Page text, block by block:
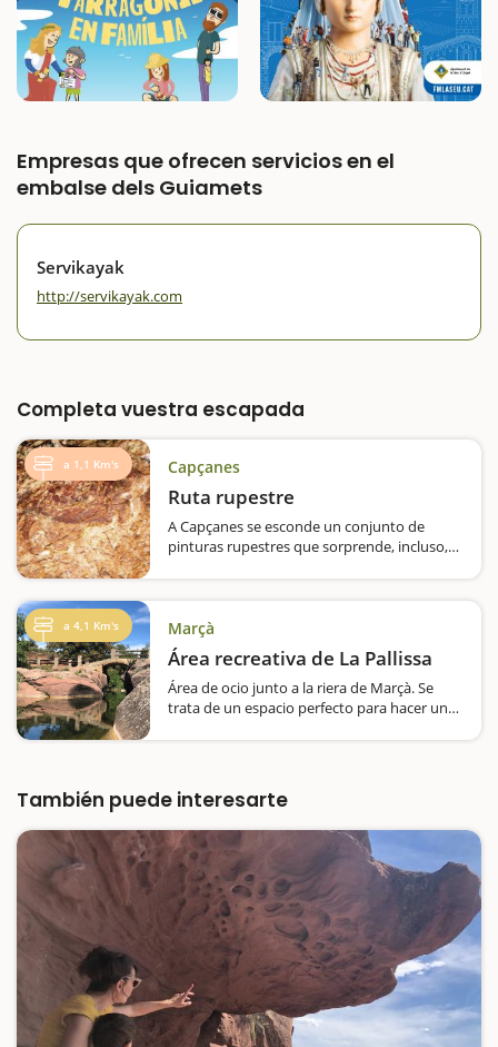
Empresas que ofrecen servicios en el
embalse dels Guiamets
Servikayak
http://servikayak.com
Completa vuestra escapada
a 1,1 Km's Capçanes
Ruta rupestre
A Capçanes se esconde un conjunto de
pinturas rupestres que sorprende, incluso,
las visitas guiadas, de unas dos horas media
de duración, que se organizan…
a 4,1 Km's Marçà
Área recreativa de La Pallissa
Área de ocio junto a la riera de Marçà. Se
trata de un espacio perfecto para hacer una
Junto…
También puede interesarte